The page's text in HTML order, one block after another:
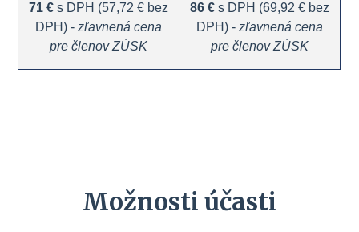
71 €s DPH (57,72 € bez
DPH) -zľavnená cena
pre členov ZÚSK
86 € s DPH (69,92 € bez
DPH) -zľavnená cena
pre členov ZÚSK
Možnosti účasti